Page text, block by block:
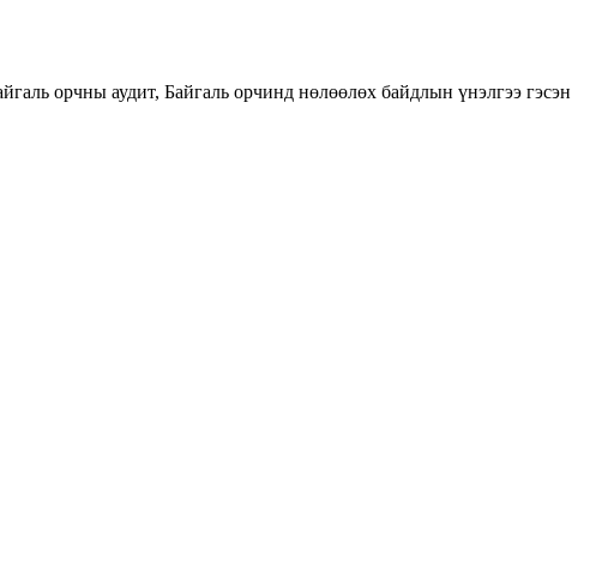
орчны аудит, Байгаль орчинд нөлөөлөх байдлын үнэлгээ гэсэн